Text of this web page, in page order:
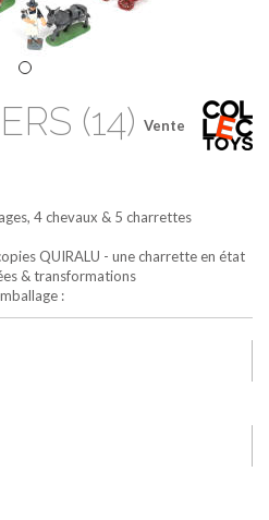
Vente
(14)
4 chevaux & 5 charrettes
QUIRALU - une charrette en état
& transformations
: